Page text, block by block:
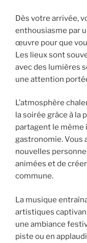
Dès votre arrivée,
enthousiasme par
œuvre pour que
Les lieux sont
avec des lumières
une attention
L’atmosphère
la soirée grâce à la
partagent le même
gastronomie. Vous
nouvelles
animées et de
commune.
La musique
artistiques
une ambiance
piste ou en